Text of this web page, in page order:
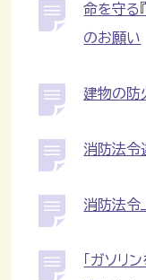
命を守る
のお願い
建物の
消防法令
消防法令
「ガソリ